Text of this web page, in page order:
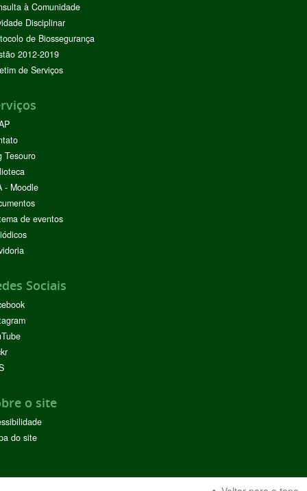
à Comunidade
Disciplinar
de Biossegurança
2012-2019
de Serviços
Tesouro
- Moodle
de eventos
Sociais
o site
do site